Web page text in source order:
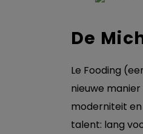
De
Le Fooding
nieuwe
moderniteit
talent: lang